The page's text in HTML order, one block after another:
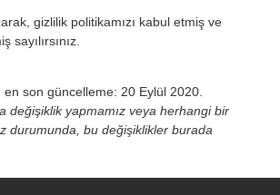
gizlilik politikamızı kabul etmiş ve
sayılırsınız.
en son güncelleme: 20 Eylül 2020.
değişiklik yapmamız veya herhangi bir
durumunda, bu değişiklikler burada